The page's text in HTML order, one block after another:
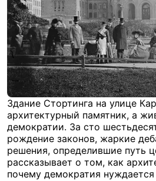
Здание Стортинга на улице
архитектурный памятник, а
демократии. За сто
рождение законов, жаркие
решения, определившие путь
рассказывает о том, как
почему демократия